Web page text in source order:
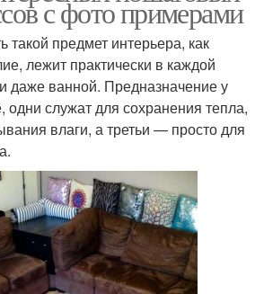
с фото примерами
такой предмет интерьера, как
лежит практически в каждой
даже ванной. Предназначение у
одни служат для сохранения тепла,
влаги, а третьи — просто для